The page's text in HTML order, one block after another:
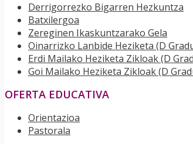
Derrigorrezko Bigarren Hezkuntza
Batxilergoa
Zereginen Ikaskuntzarako Gela
Oinarrizko Lanbide Heziketa (D
Erdi Mailako Heziketa Zikloak (D
Goi Mailako Heziketa Zikloak (D
OFERTA EDUCATIVA
Orientazioa
Pastorala